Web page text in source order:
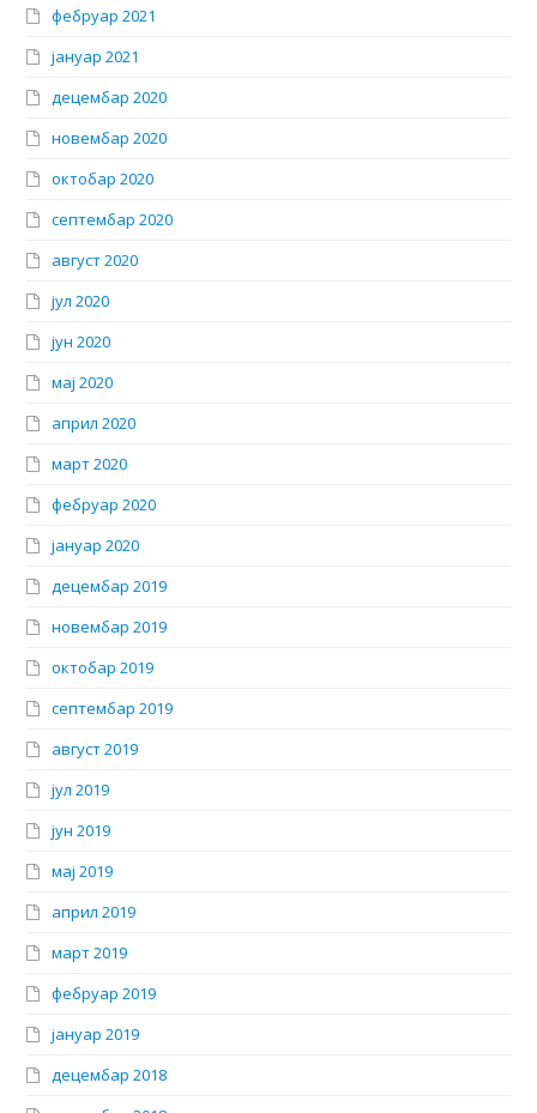
фебруар 2021
јануар 2021
децембар 2020
новембар 2020
октобар 2020
септембар 2020
август 2020
јул 2020
јун 2020
мај 2020
април 2020
март 2020
фебруар 2020
јануар 2020
децембар 2019
новембар 2019
октобар 2019
септембар 2019
август 2019
јул 2019
јун 2019
мај 2019
април 2019
март 2019
фебруар 2019
јануар 2019
децембар 2018